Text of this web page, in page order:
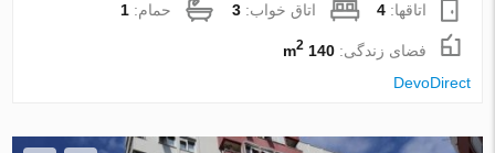
اتاقها:4 اتاق خواب:3 حمام:1
فضای زندگی:140 m
2
DevoDirect